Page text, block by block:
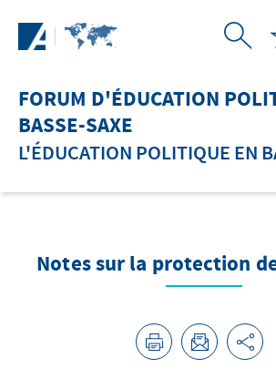
FORUM D'ÉDUCATION
BASSE-SAXE
L'ÉDUCATION POLITIQUE EN
Notes sur la protection